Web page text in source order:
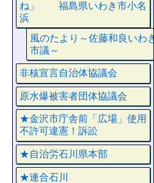
ね」 福島県いわき市小名
浜
風のたより～佐藤和良いわき
市議～
非核宣言自治体協議会
原水爆被害者団体協議会
★金沢市庁舎前「広場」使用
不許可違憲！訴訟
★自治労石川県本部
★連合石川